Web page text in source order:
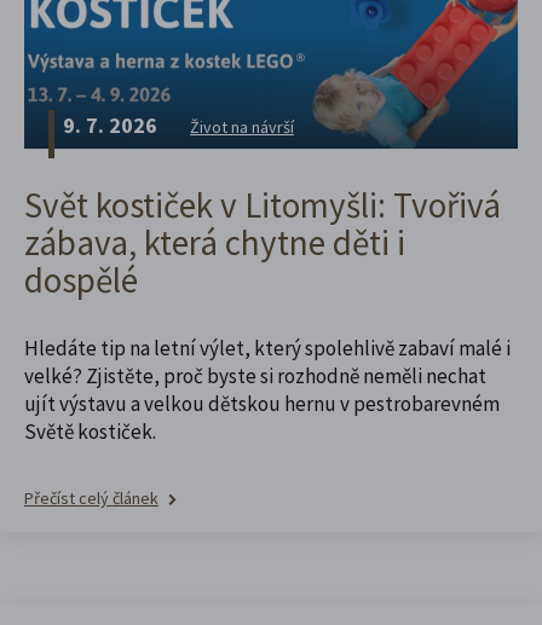
9. 7. 2026 Život na návrší
Svět kostiček v Litomyšli: Tvořivá
zábava, která chytne děti i
dospělé
Hledáte tip na letní výlet, který spolehlivě zabaví malé i
velké? Zjistěte, proč byste si rozhodně neměli nechat
ujít výstavu a velkou dětskou hernu v pestrobarevném
Světě kostiček.
Přečíst celý článek